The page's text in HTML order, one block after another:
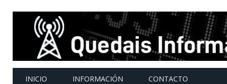
INICIO INFORMACIÓN CONTACTO